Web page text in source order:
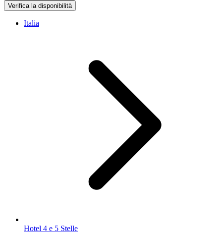
Verifica la disponibilità
Italia
Hotel 4 e 5 Stelle